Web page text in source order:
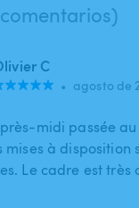
C
• agosto de
midi passée
mises à disposition
Le cadre est